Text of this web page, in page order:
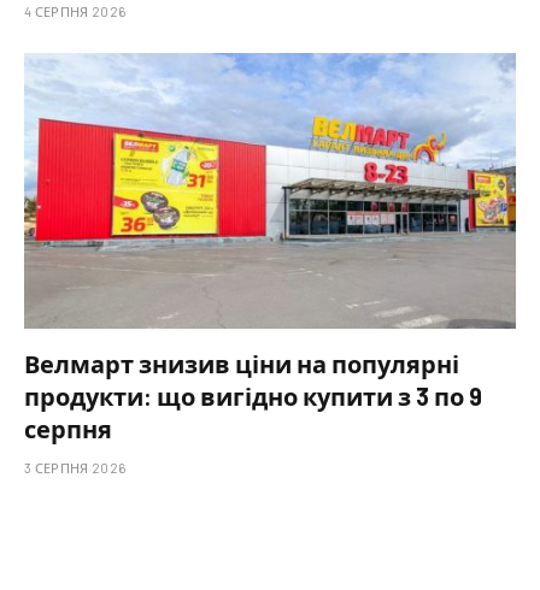
4 СЕРПНЯ 2026
Велмарт знизив ціни на популярні
продукти: що вигідно купити з 3 по 9
серпня
3 СЕРПНЯ 2026